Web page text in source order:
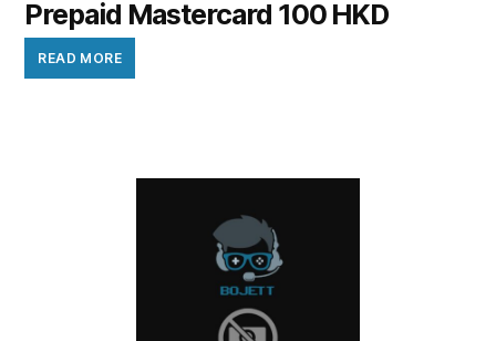
Prepaid Mastercard 100 HKD
READ MORE